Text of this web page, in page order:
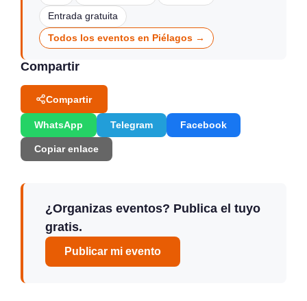
Entrada gratuita
Todos los eventos en Piélagos →
Compartir
Compartir
WhatsApp Telegram Facebook
Copiar enlace
¿Organizas eventos? Publica el tuyo
gratis.
Publicar mi evento